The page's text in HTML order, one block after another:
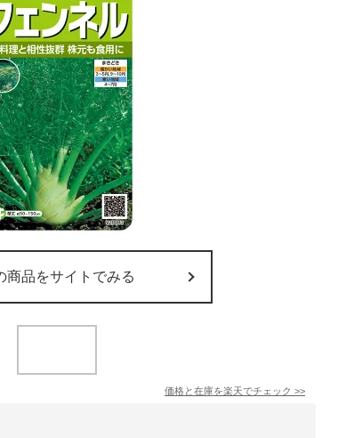
商品をサイトでみる
価格と在庫を楽天でチェック >>